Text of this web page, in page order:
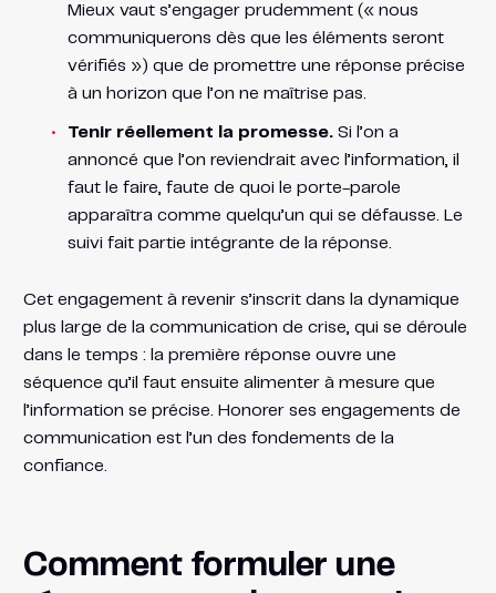
Mieux vaut s’engager prudemment (« nous
communiquerons dès que les éléments seront
vérifiés ») que de promettre une réponse précise
à un horizon que l’on ne maîtrise pas.
Tenir réellement la promesse.Si l’on a
annoncé que l’on reviendrait avec l’information, il
faut le faire, faute de quoi le porte-parole
apparaîtra comme quelqu’un qui se défausse. Le
suivi fait partie intégrante de la réponse.
Cet engagement à revenir s’inscrit dans la dynamique
plus large de la communication de crise, qui se déroule
dans le temps : la première réponse ouvre une
séquence qu’il faut ensuite alimenter à mesure que
l’information se précise. Honorer ses engagements de
communication est l’un des fondements de la
confiance.
Comment formuler une